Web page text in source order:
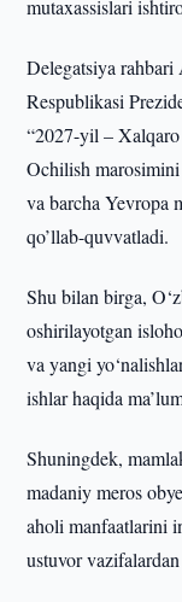
mutaxassislari
Delegatsiya rahbari
Respublikasi
“2027-yil –
Ochilish
va barcha Yevropa
qo’llab-quvvatladi.
Shu bilan birga,
oshirilayotgan
va yangi
ishlar haqida
Shuningdek,
madaniy meros
aholi manfaatlarini
ustuvor